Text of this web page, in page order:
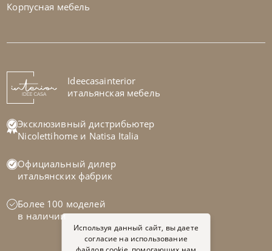
Корпусная мебель
Ideecasainterior
итальянская мебель
Эксклюзивный дистрибьютер
Nicolettihome и Natisa Italia
Официальный дилер
итальянских фабрик
Более 100 моделей
в наличии
Используя данный сайт, вы даете
согласие на использование